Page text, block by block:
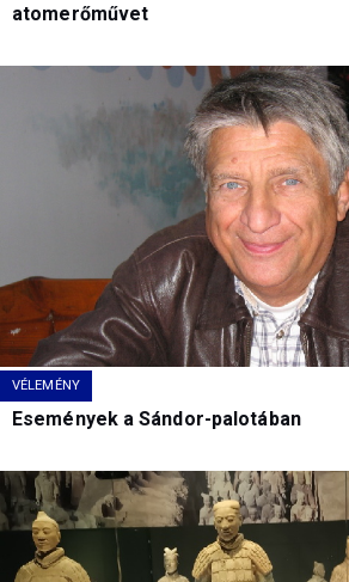
atomerőművet
VÉLEMÉNY
Események a Sándor-palotában